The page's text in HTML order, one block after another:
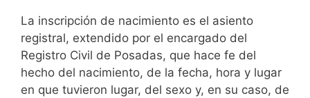
La inscripción de nacimiento es el asiento
registral, extendido por el encargado del
Registro Civil de Posadas, que hace fe del
hecho del nacimiento, de la fecha, hora y lugar
en que tuvieron lugar, del sexo y, en su caso, de